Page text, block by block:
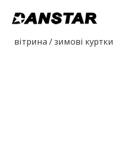
Перейти
основного
навігація
вітрина /зимові куртки